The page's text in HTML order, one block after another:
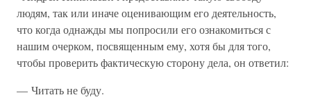
людям, так или иначе оценивающим его деятельность,
что когда однажды мы попросили его ознакомиться с
нашим очерком, посвященным ему, хотя бы для того,
чтобы проверить фактическую сторону дела, он ответил:
— Читать не буду.